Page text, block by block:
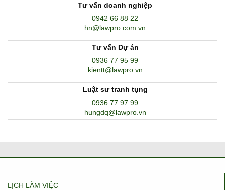
Tư vấn doanh nghiệp
0942 66 88 22
hn@lawpro.com.vn
Tư vấn Dự án
0936 77 95 99
kientt@lawpro.vn
Luật sư tranh tụng
0936 77 97 99
hungdq@lawpro.vn
LỊCH LÀM VIỆC